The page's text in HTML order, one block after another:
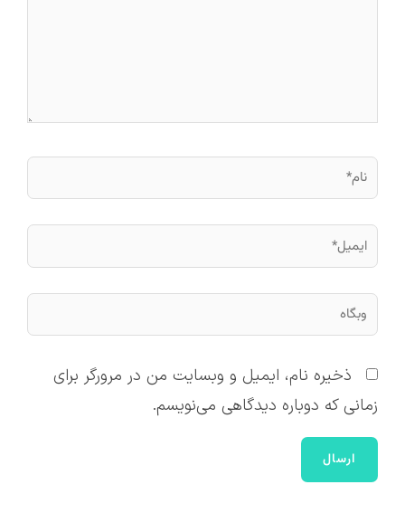
نام*
ایمیل*
وبگاه
ذخیره نام، ایمیل و وبسایت من در مرورگر برای
زمانی که دوباره دیدگاهی می‌نویسم.